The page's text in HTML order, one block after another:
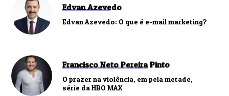
Edvan Azevedo
Edvan Azevedo: O que é e-mail marketing?
Francisco Neto Pereira Pinto
O prazer na violência, em pela metade,
série da HBO MAX